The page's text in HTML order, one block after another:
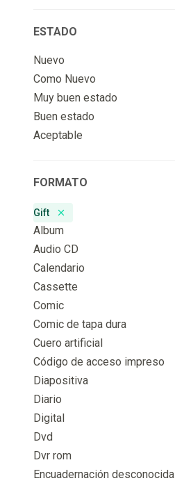
ESTADO
Nuevo
Como Nuevo
Muy buen estado
Buen estado
Aceptable
FORMATO
Gift
Remove badge
Album
Audio CD
Calendario
Cassette
Comic
Comic de tapa dura
Cuero artificial
Código de acceso impreso
Diapositiva
Diario
Digital
Dvd
Dvr rom
Encuadernación desconocida